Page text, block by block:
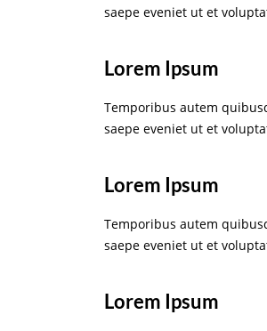
saepe eveniet ut et
Lorem Ipsum
Temporibus autem
saepe eveniet ut et
Lorem Ipsum
Temporibus autem
saepe eveniet ut et
Lorem Ipsum